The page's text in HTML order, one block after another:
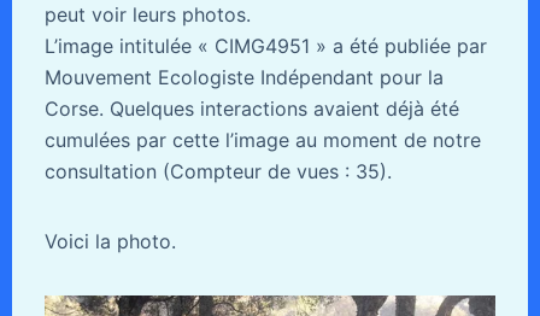
peut voir leurs photos.
L’image intitulée « CIMG4951 » a été publiée par
Mouvement Ecologiste Indépendant pour la
Corse. Quelques interactions avaient déjà été
cumulées par cette l’image au moment de notre
consultation (Compteur de vues : 35).
Voici la photo.